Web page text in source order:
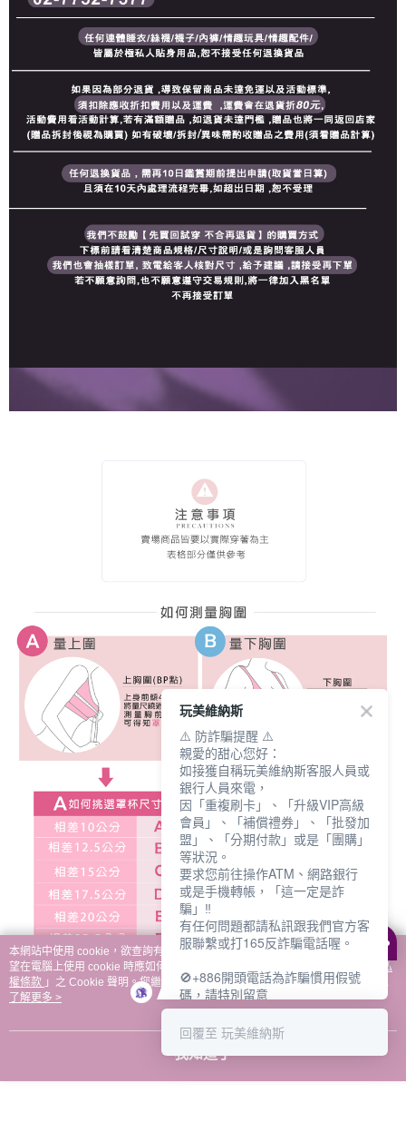
本網站中使用 cookie，欲查詢有關本網站使用 cookie 方式之詳情，及若您不希
望在電腦上使用 cookie 時應如何變更電腦的 cookie 設定，請參閱本網站「
隱私
權條款 」之 Cookie 聲明。您繼續使用本網站即表示您同意本公司得按本網站使
用條款之 Cookie 聲明使用 cookie。
了解更多 >
我知道了
玩美維納斯
⚠️ 防詐騙提醒 ⚠️
親愛的甜心您好：
如接獲自稱玩美維納斯客服人員或
銀行人員來電，
因「重複刷卡」、「升級VIP高級
會員」、「補償禮券」、「批發加
盟」、「分期付款」或是「團購」
等狀況。
要求您前往操作ATM、網路銀行
或是手機轉帳，「這一定是詐
騙」‼️
有任何問題都請私訊跟我們官方客
服聯繫或打165反詐騙電話喔。
🚫+886開頭電話為詐騙慣用假號
碼，請特別留意
－－－－－－－－－－－－
如何聯繫玩美維納斯客服?
📆週一至週五
⏰上午 8:30-下午17:30
回覆至 玩美維納斯